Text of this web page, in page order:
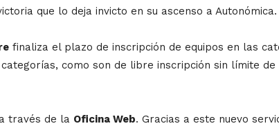
que lo deja invicto en su ascenso a Autonómica.
finaliza el plazo de inscripción de equipos en las
como son de libre inscripción sin límite de
través de la Oficina Web. Gracias a este nuevo